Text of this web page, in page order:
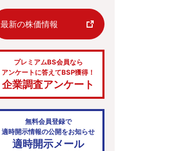
最新の株価情報
プレミアムBS会員なら
アンケートに答えてBSP獲得！
企業調査アンケート
無料会員登録で
適時開示情報の公開をお知らせ
適時開示メール